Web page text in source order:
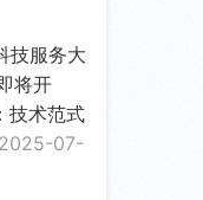
技服务大
将开
术范式
2025-07-